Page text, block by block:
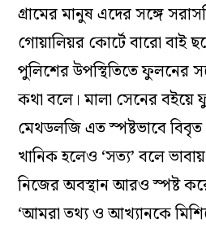
গ্রামের মানুষ এদের সঙ্গে
গোয়ালিয়র কোর্টে বারো বাই
পুলিশের উপস্থিতিতে ফুলনের
কথা বলে। মালা সেনের
মেথডলজি এত স্পষ্টভাবে
খানিক হলেও ‘সত্য’ বলে
নিজের অবস্থান আরও স্পষ্ট
‘আমরা তথ্য ও আখ্যানকে